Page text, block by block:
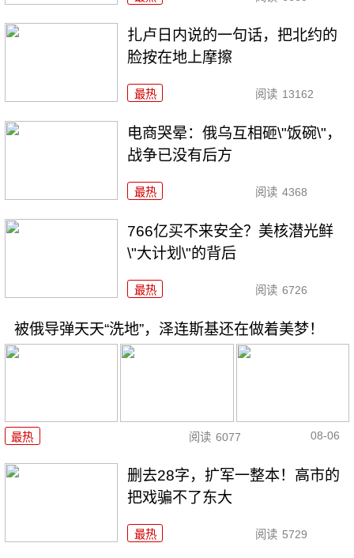
扎卢日内说的一句话，把北约的
脸按在地上摩擦
最热 阅读 13162
电商哭晕：俄乌互相砸\"饭碗\"，
战争已没有后方
最热 阅读 4368
766亿买不来安全？美核潜光鲜
\"大计划\"的背后
最热 阅读 6726
被俄导弹天天“洗地”，泽连斯基还在做着美梦！
最热 阅读 6077 08-06
删去28字，扩军一整本！高市的
把戏骗不了东大
最热 阅读 5729